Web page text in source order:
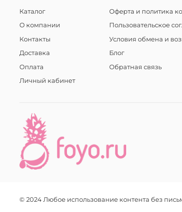
Каталог
О компании
Контакты
Доставка
Оплата
Личный кабинет
Оферта и политика
Пользовательское
Условия обмена и
Блог
Обратная связь
© 2024 Любое использование контента без